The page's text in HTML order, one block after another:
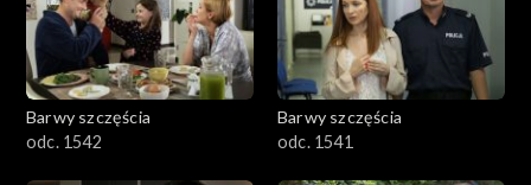
Barwy szczęścia
odc. 1542
Barwy szczęścia
odc. 1541